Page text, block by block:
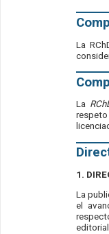
La
La
1.
La
el